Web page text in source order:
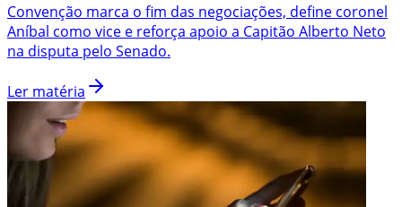
Convenção marca o fim das negociações, define coronel
Aníbal como vice e reforça apoio a Capitão Alberto Neto
na disputa pelo Senado.
Ler matéria